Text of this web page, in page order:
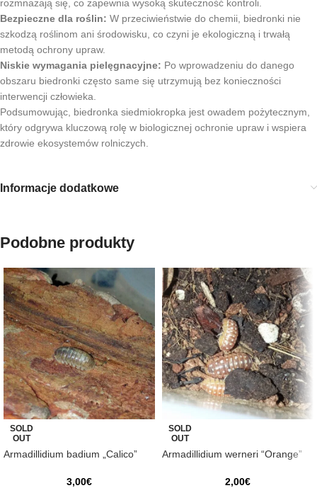
rozmnażają się, co zapewnia wysoką skuteczność kontroli.
Bezpieczne dla roślin: W przeciwieństwie do chemii, biedronki nie
szkodzą roślinom ani środowisku, co czyni je ekologiczną i trwałą
metodą ochrony upraw.
Niskie wymagania pielęgnacyjne: Po wprowadzeniu do danego
obszaru biedronki często same się utrzymują bez konieczności
interwencji człowieka.
Podsumowując, biedronka siedmiokropka jest owadem pożytecznym,
który odgrywa kluczową rolę w biologicznej ochronie upraw i wspiera
zdrowie ekosystemów rolniczych.
Informacje dodatkowe
Podobne produkty
SOLD
OUT
Armadillidium badium „Calico”
3,00€
SOLD
OUT
Armadillidium werneri “Orange”
2,00€